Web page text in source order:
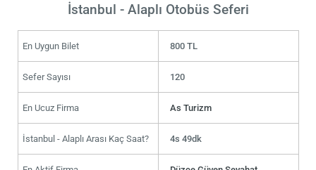
İstanbul - Alaplı Otobüs Seferi
En Uygun Bilet 800 TL
Sefer Sayısı 120
En Ucuz Firma As Turizm
İstanbul - Alaplı Arası Kaç Saat? 4s 49dk